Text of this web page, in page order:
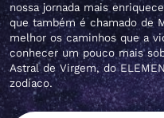
nossa jornada mais
que também é chamado de
melhor os caminhos que a
conhecer um pouco mais
Astral de Virgem, do
zodíaco.